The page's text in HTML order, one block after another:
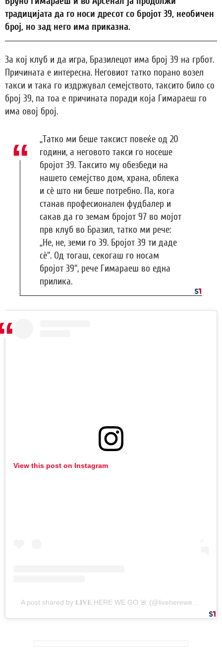
традицијата да го носи дресот со бројот 39, необичен
број, но зад него има приказна.
За кој клуб и да игра, Бразилецот има број 39 на грбот.
Причината е интересна. Неговиот татко порано возел
такси и така го издржувал семејството, таксито било со
број 39, па тоа е причината поради која Гимараеш го
има овој број.
„Татко ми беше таксист повеќе од 20
години, а неговото такси го носеше
бројот 39. Таксито му обезбеди на
нашето семејство дом, храна, облека
и сè што ни беше потребно. Па, кога
станав професионален фудбалер и
сакав да го земам бројот 97 во мојот
прв клуб во Бразил, татко ми рече:
„Не, не, земи го 39. Бројот 39 ти даде
сè“. Од тогаш, секогаш го носам
бројот 39“, рече Гимараеш во една
прилика.
View this post on Instagram
A post shared by 𝐋𝐈𝐕𝐄 HERE WE GO 🚨 (@liveherewego)